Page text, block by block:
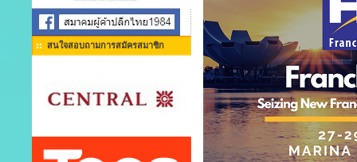
สนใจสอบถามการสมัครสมาชิก